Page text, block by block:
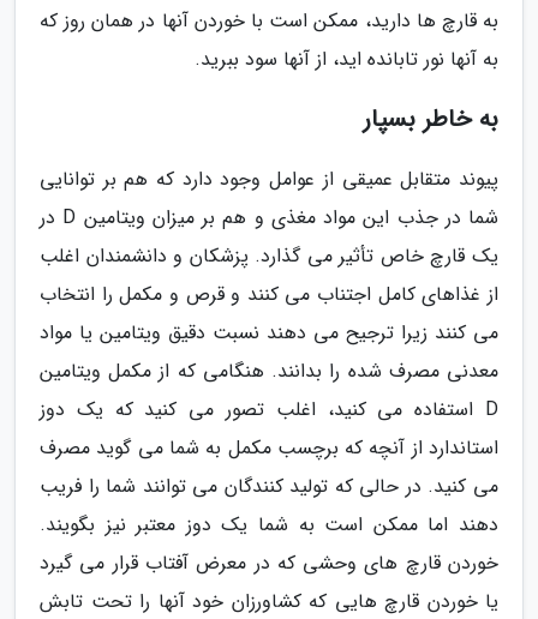
به قارچ ها دارید، ممکن است با خوردن آنها در همان روز که
به آنها نور تابانده اید، از آنها سود ببرید.
به خاطر بسپار
پیوند متقابل عمیقی از عوامل وجود دارد که هم بر توانایی
شما در جذب این مواد مغذی و هم بر میزان ویتامین D در
یک قارچ خاص تأثیر می گذارد. پزشکان و دانشمندان اغلب
از غذاهای کامل اجتناب می کنند و قرص و مکمل را انتخاب
می کنند زیرا ترجیح می دهند نسبت دقیق ویتامین یا مواد
معدنی مصرف شده را بدانند. هنگامی که از مکمل ویتامین
D استفاده می کنید، اغلب تصور می کنید که یک دوز
استاندارد از آنچه که برچسب مکمل به شما می گوید مصرف
می کنید. در حالی که تولید کنندگان می توانند شما را فریب
دهند اما ممکن است به شما یک دوز معتبر نیز بگویند.
خوردن قارچ های وحشی که در معرض آفتاب قرار می گیرد
یا خوردن قارچ هایی که کشاورزان خود آنها را تحت تابش